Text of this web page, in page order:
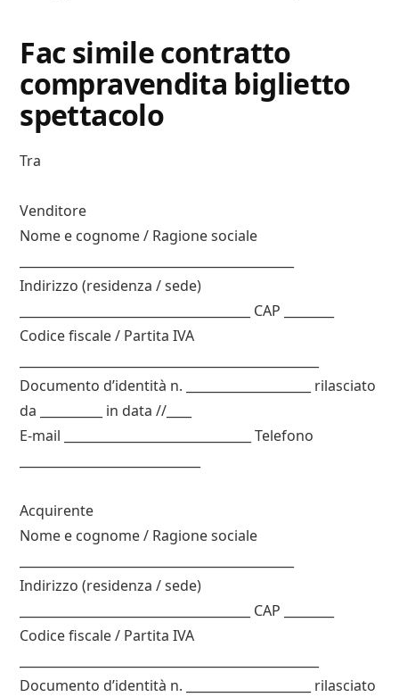
Fac simile contratto
compravendita biglietto
spettacolo
Tra
Venditore
Nome e cognome / Ragione sociale
Indirizzo (residenza / sede)
_____________________________________ CAP ________
Codice fiscale / Partita IVA
Documento d’identità n. ____________________ rilasciato
da __________ in data //____
E-mail ______________________________ Telefono
Acquirente
Nome e cognome / Ragione sociale
Indirizzo (residenza / sede)
_____________________________________ CAP ________
Codice fiscale / Partita IVA
Documento d’identità n. ____________________ rilasciato